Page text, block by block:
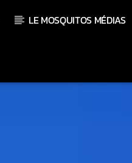
LE MOSQUITOS MÉDIAS